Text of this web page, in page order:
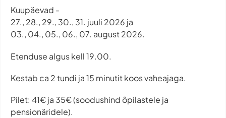
Kuupäevad -
27., 28., 29., 30., 31. juuli 2026 ja
03., 04., 05., 06., 07. august 2026.
Etenduse algus kell 19.00.
Kestab ca 2 tundi ja 15 minutit koos vaheajaga.
Pilet: 41€ ja 35€ (soodushind õpilastele ja
pensionäridele).